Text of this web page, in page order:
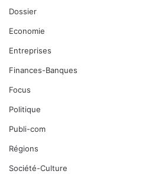
Dossier
Economie
Entreprises
Finances-Banques
Focus
Politique
Publi-com
Régions
Société-Culture